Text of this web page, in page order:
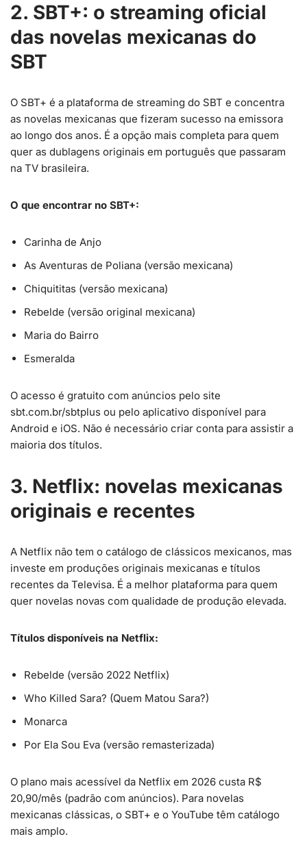
2. SBT+: o streaming oficial
das novelas mexicanas do
SBT
O SBT+ é a plataforma de streaming do SBT e concentra
as novelas mexicanas que fizeram sucesso na emissora
ao longo dos anos. É a opção mais completa para quem
quer as dublagens originais em português que passaram
na TV brasileira.
O que encontrar no SBT+:
Carinha de Anjo
As Aventuras de Poliana (versão mexicana)
Chiquititas (versão mexicana)
Rebelde (versão original mexicana)
Maria do Bairro
Esmeralda
O acesso é gratuito com anúncios pelo site
sbt.com.br/sbtplus ou pelo aplicativo disponível para
Android e iOS. Não é necessário criar conta para assistir a
maioria dos títulos.
3. Netflix: novelas mexicanas
originais e recentes
A Netflix não tem o catálogo de clássicos mexicanos, mas
investe em produções originais mexicanas e títulos
recentes da Televisa. É a melhor plataforma para quem
quer novelas novas com qualidade de produção elevada.
Títulos disponíveis na Netflix:
Rebelde (versão 2022 Netflix)
Who Killed Sara? (Quem Matou Sara?)
Monarca
Por Ela Sou Eva (versão remasterizada)
O plano mais acessível da Netflix em 2026 custa R$
20,90/mês (padrão com anúncios). Para novelas
mexicanas clássicas, o SBT+ e o YouTube têm catálogo
mais amplo.